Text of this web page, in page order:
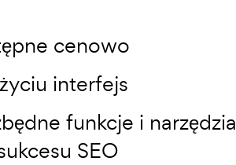
cenowo
interfejs
funkcje i narzędzia
SEO